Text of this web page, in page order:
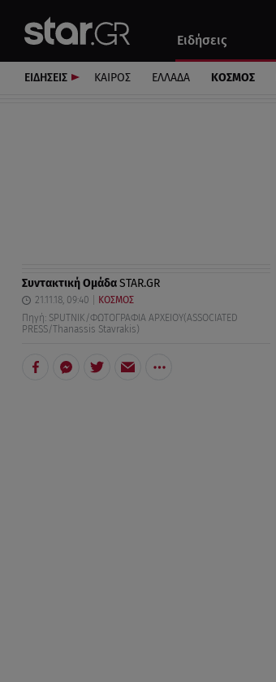
Ειδήσεις
Αυτοκίνητο
ΕΙΔΗΣΕΙΣ ΚΑΙΡΟΣ ΕΛΛΑΔΑ ΚΟΣΜΟΣ
Συντακτική ΟμάδαSTAR.GR
21.11.18, 09:40
ΚΟΣΜΟΣ
Πηγή: SPUTNIK/ΦΩΤΟΓΡΑΦΙΑ ΑΡΧΕΙΟΥ(ASSOCIATED
PRESS/Thanassis Stavrakis)